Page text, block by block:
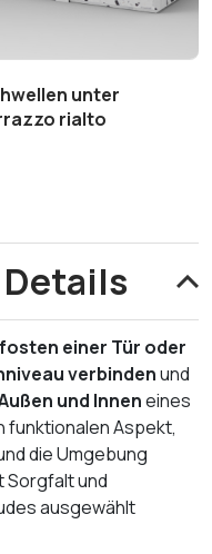
unter
rialto
einer Tür oder
verbindenund
und Inneneines
funktionalen Aspekt,
die Umgebung
Sorgfalt und
ausgewählt